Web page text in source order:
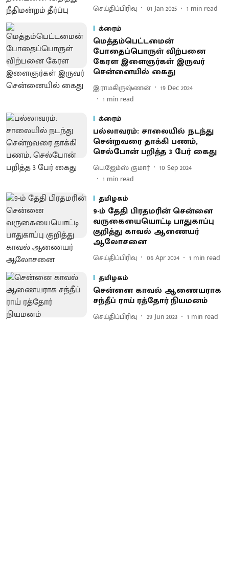
செய்திப்பிரிவு 01 Jan 2025 1 min read
க்ரைம்
மெத்தம்பெட்டமைன்
போதைப்பொருள் விற்பனை
கேரள இளைஞர்கள் இருவர்
சென்னையில் கைது
இ.ராமகிருஷ்ணன்
19 Dec 2024
1 min read
க்ரைம்
பல்லாவரம்: சாலையில் நடந்து
சென்றவரை தாக்கி பணம்,
செல்போன் பறித்த 3 பேர் கைது
பெ.ஜேம்ஸ் குமார்
10 Sep 2024
1 min read
தமிழகம்
9-ம் தேதி பிரதமரின் சென்னை
வருகையையொட்டி பாதுகாப்பு
குறித்து காவல் ஆணையர்
ஆலோசனை
செய்திப்பிரிவு 06 Apr 2024 1 min read
தமிழகம்
சென்னை காவல் ஆணையராக
சந்தீப் ராய் ரத்தோர் நியமனம்
செய்திப்பிரிவு 29 Jun 2023 1 min read